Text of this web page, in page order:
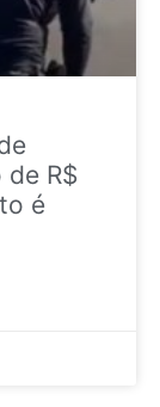
R$
é